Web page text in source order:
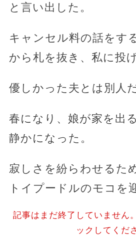
と言い出した。
キャンセル料の話をす
から札を抜き、私に投
優しかった夫とは別人
春になり、娘が家を出
静かになった。
寂しさを紛らわせるた
トイプードルのモコを
記事はまだ終了していません
ックしてくだ